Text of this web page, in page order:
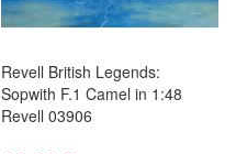
Revell British Legends:
Sopwith F.1 Camel in 1:48
Revell 03906